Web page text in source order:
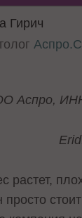
Гирич
Аспро,
растет,
просто